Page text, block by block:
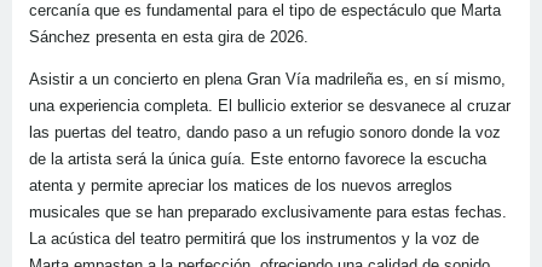
cercanía que es fundamental para el tipo de espectáculo que Marta
Sánchez presenta en esta gira de 2026.
Asistir a un concierto en plena Gran Vía madrileña es, en sí mismo,
una experiencia completa. El bullicio exterior se desvanece al cruzar
las puertas del teatro, dando paso a un refugio sonoro donde la voz
de la artista será la única guía. Este entorno favorece la escucha
atenta y permite apreciar los matices de los nuevos arreglos
musicales que se han preparado exclusivamente para estas fechas.
La acústica del teatro permitirá que los instrumentos y la voz de